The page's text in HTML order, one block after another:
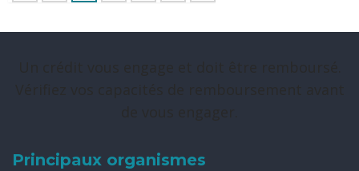
Principaux organismes